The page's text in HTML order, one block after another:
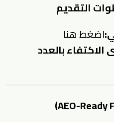
التقديم
اضغط هنا
الاكتفاء بالعدد